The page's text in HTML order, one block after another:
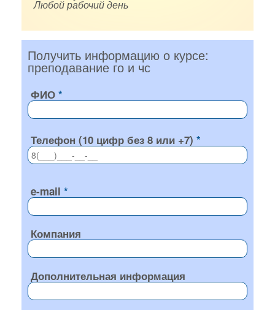
Любой рабочий день
Получить информацию о курсе:
преподавание го и чс
ФИО
Телефон (10 цифр без 8 или +7)
e-mail
Компания
Дополнительная информация